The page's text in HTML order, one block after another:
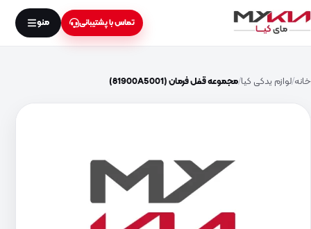
تماس با پشتیبانی منو
خانه لوازم یدکی کیا مجموعه قفل فرمان (81900A5001)